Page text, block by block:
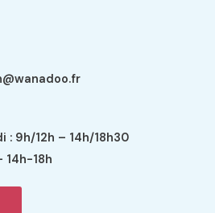
: 9h/12h – 14h/18h30
14h-18h